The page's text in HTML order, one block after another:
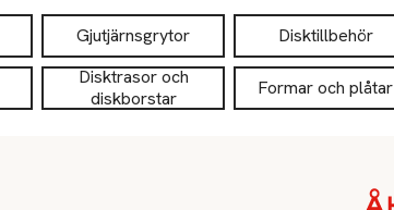
Gjutjärnsgrytor Disktillbehör
Disktrasor och
diskborstar
Formar och plåtar